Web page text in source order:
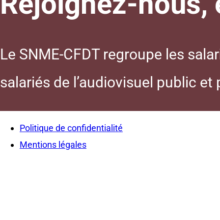
Le SNME-CFDT regroupe les
salariés de l’audiovisuel public et
Politique de confidentialité
Mentions légales